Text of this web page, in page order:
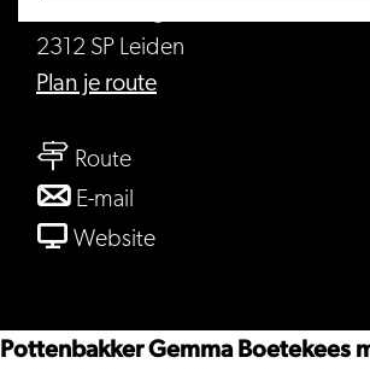
2312 SP Leiden
Plan je routenaar
Routenaar
Pottenbakkerij
Leiden
E-mail
Pottenbakkerij
Websitevan
Pottenbakker Gemma Boetekees